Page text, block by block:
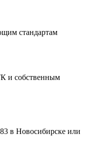
в Новосибирске или